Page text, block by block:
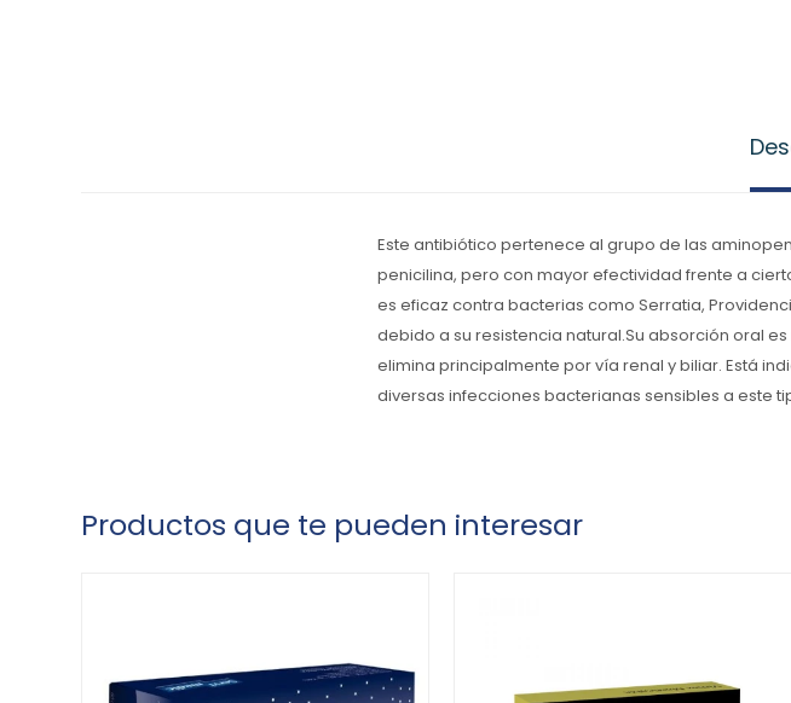
Este antibiótico pertenece al grupo de las
penicilina, pero con mayor efectividad frente a
es eficaz contra bacterias como Serratia,
debido a su resistencia natural.Su absorción oral
elimina principalmente por vía renal y biliar. Está
diversas infecciones bacterianas sensibles a este
Productos que te pueden interesar